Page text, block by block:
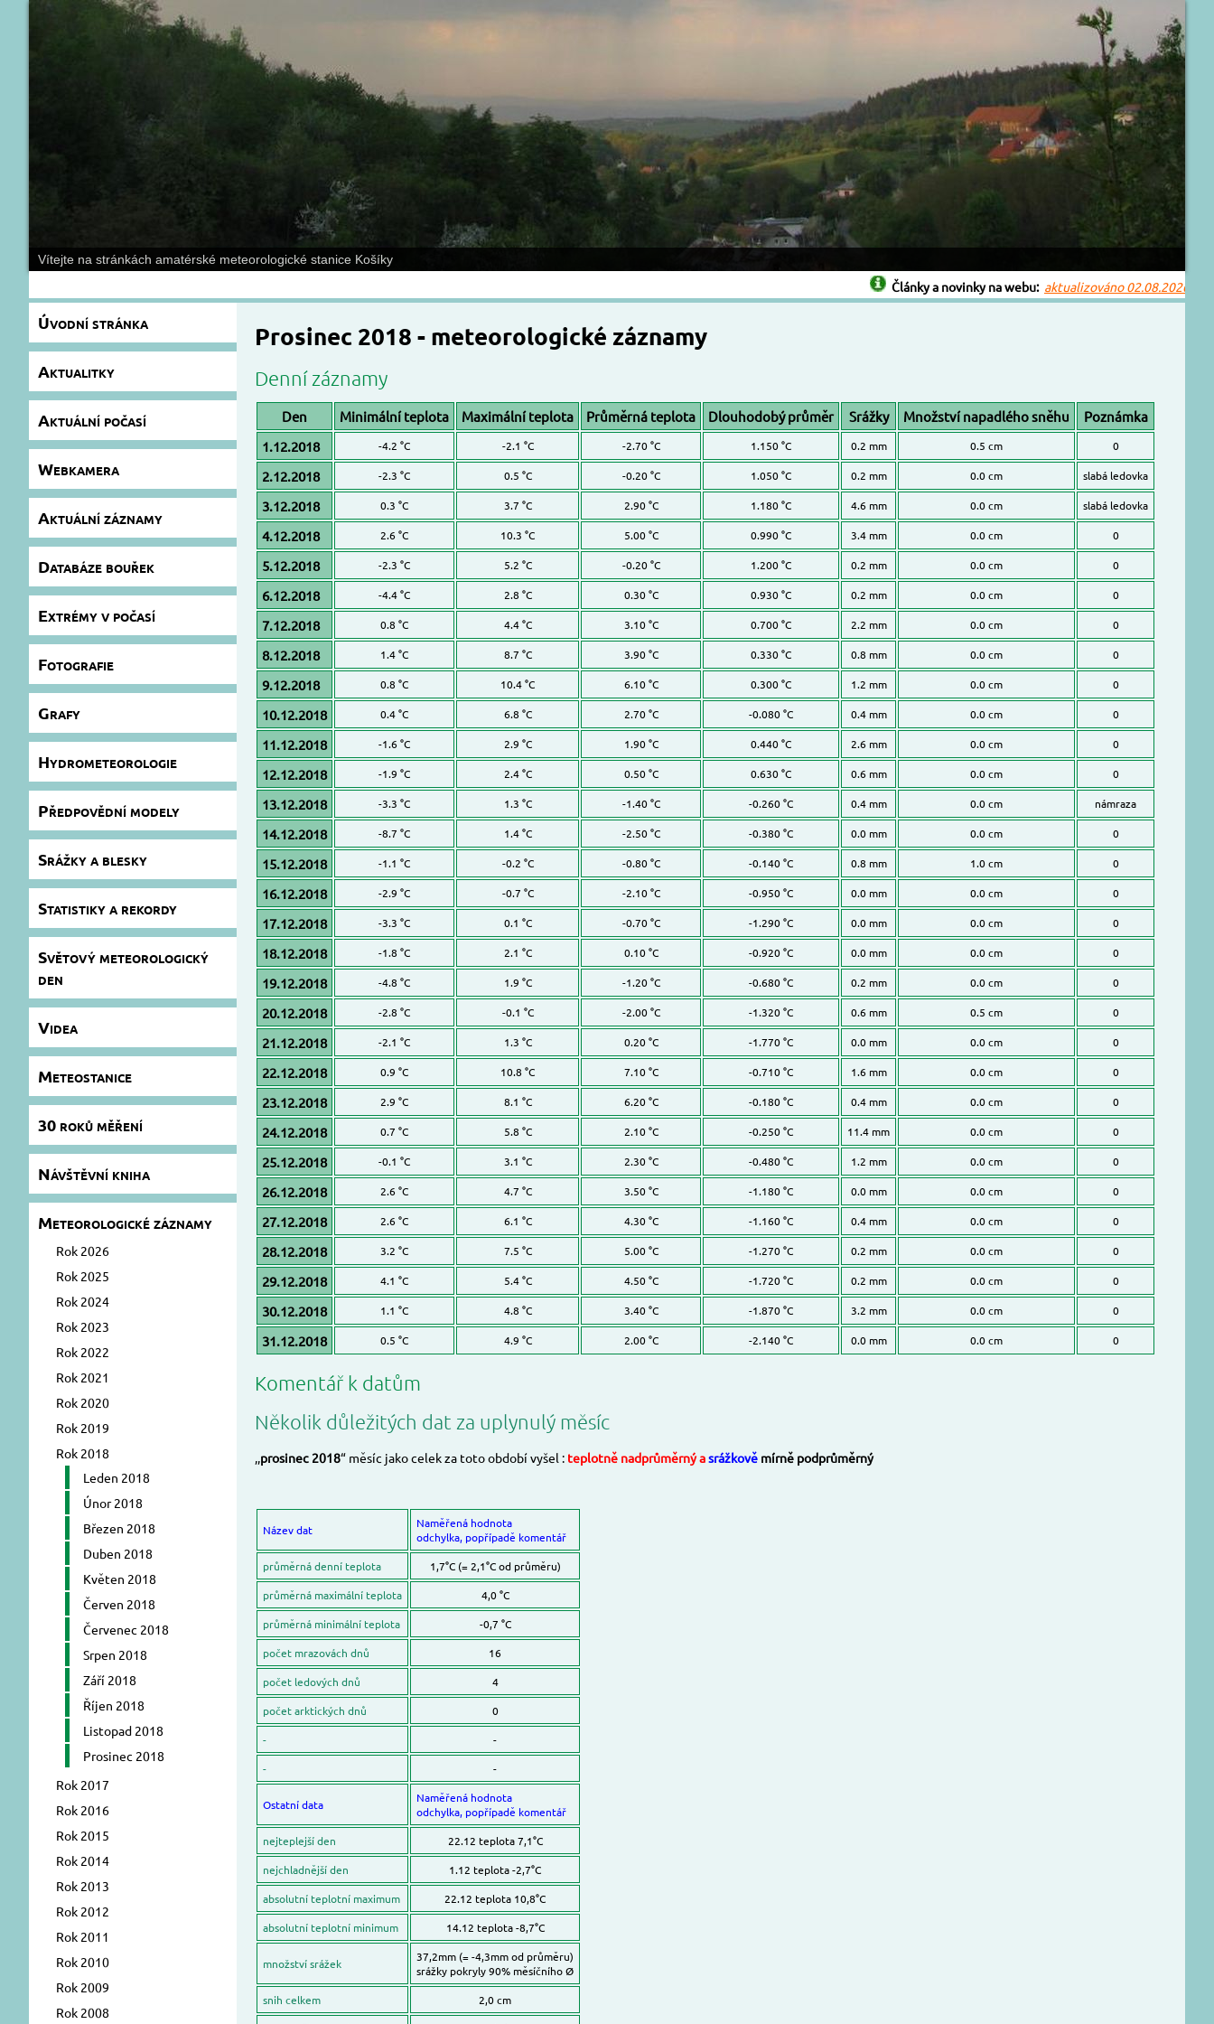
Vítejte na stránkách amatérské meteorologické stanice Košíky
Články a novinky na webu:aktualizováno 02.08.2026
Úvodní stránka
Aktualitky
Aktuální počasí
Webkamera
Aktuální záznamy
Databáze bouřek
Extrémy v počasí
Fotografie
Grafy
Hydrometeorologie
Předpovědní modely
Srážky a blesky
Statistiky a rekordy
Světový meteorologický
den
Videa
Meteostanice
30 roků měření
Návštěvní kniha
Meteorologické záznamy
Rok 2026
Rok 2025
Rok 2024
Rok 2023
Rok 2022
Rok 2021
Rok 2020
Rok 2019
Rok 2018
Leden 2018
Únor 2018
Březen 2018
Duben 2018
Květen 2018
Červen 2018
Červenec 2018
Srpen 2018
Září 2018
Říjen 2018
Listopad 2018
Prosinec 2018
Rok 2017
Rok 2016
Rok 2015
Rok 2014
Rok 2013
Rok 2012
Rok 2011
Rok 2010
Rok 2009
Rok 2008
Prosinec 2018 - meteorologické záznamy
Denní záznamy
Den Minimální teplota Maximální teplota Průměrná teplota Dlouhodobý průměr Srážky Množství napadlého sněhu
Poznámka
1.12.2018
-4.2 °C -2.1 °C -2.70 °C 1.150 °C 0.2 mm 0.5 cm 0
2.12.2018 -2.3 °C 0.5 °C -0.20 °C 1.050 °C 0.2 mm 0.0 cm slabá ledovka
3.12.2018 0.3 °C 3.7 °C 2.90 °C 1.180 °C 4.6 mm 0.0 cm slabá ledovka
4.12.2018 2.6 °C 10.3 °C 5.00 °C 0.990 °C 3.4 mm 0.0 cm 0
5.12.2018 -2.3 °C 5.2 °C -0.20 °C 1.200 °C 0.2 mm 0.0 cm 0
6.12.2018 -4.4 °C 2.8 °C 0.30 °C 0.930 °C 0.2 mm 0.0 cm 0
7.12.2018 0.8 °C 4.4 °C 3.10 °C 0.700 °C 2.2 mm 0.0 cm 0
8.12.2018 1.4 °C 8.7 °C 3.90 °C 0.330 °C 0.8 mm 0.0 cm 0
9.12.2018 0.8 °C 10.4 °C 6.10 °C 0.300 °C 1.2 mm 0.0 cm 0
10.12.2018 0.4 °C 6.8 °C 2.70 °C -0.080 °C 0.4 mm 0.0 cm 0
11.12.2018 -1.6 °C 2.9 °C 1.90 °C 0.440 °C 2.6 mm 0.0 cm 0
12.12.2018 -1.9 °C 2.4 °C 0.50 °C 0.630 °C 0.6 mm 0.0 cm 0
13.12.2018 -3.3 °C 1.3 °C -1.40 °C -0.260 °C 0.4 mm 0.0 cm námraza
14.12.2018 -8.7 °C 1.4 °C -2.50 °C -0.380 °C 0.0 mm 0.0 cm 0
15.12.2018 -1.1 °C -0.2 °C -0.80 °C -0.140 °C 0.8 mm 1.0 cm 0
16.12.2018 -2.9 °C -0.7 °C -2.10 °C -0.950 °C 0.0 mm 0.0 cm 0
17.12.2018 -3.3 °C 0.1 °C -0.70 °C -1.290 °C 0.0 mm 0.0 cm 0
18.12.2018 -1.8 °C 2.1 °C 0.10 °C -0.920 °C 0.0 mm 0.0 cm 0
19.12.2018 -4.8 °C 1.9 °C -1.20 °C -0.680 °C 0.2 mm 0.0 cm 0
20.12.2018 -2.8 °C -0.1 °C -2.00 °C -1.320 °C 0.6 mm 0.5 cm 0
21.12.2018 -2.1 °C 1.3 °C 0.20 °C -1.770 °C 0.0 mm 0.0 cm 0
22.12.2018 0.9 °C 10.8 °C 7.10 °C -0.710 °C 1.6 mm 0.0 cm 0
23.12.2018 2.9 °C 8.1 °C 6.20 °C -0.180 °C 0.4 mm 0.0 cm 0
24.12.2018 0.7 °C 5.8 °C 2.10 °C -0.250 °C 11.4 mm 0.0 cm 0
25.12.2018 -0.1 °C 3.1 °C 2.30 °C -0.480 °C 1.2 mm 0.0 cm 0
26.12.2018 2.6 °C 4.7 °C 3.50 °C -1.180 °C 0.0 mm 0.0 cm 0
27.12.2018 2.6 °C 6.1 °C 4.30 °C -1.160 °C 0.4 mm 0.0 cm 0
28.12.2018 3.2 °C 7.5 °C 5.00 °C -1.270 °C 0.2 mm 0.0 cm 0
29.12.2018 4.1 °C 5.4 °C 4.50 °C -1.720 °C 0.2 mm 0.0 cm 0
30.12.2018 1.1 °C 4.8 °C 3.40 °C -1.870 °C 3.2 mm 0.0 cm 0
31.12.2018 0.5 °C 4.9 °C 2.00 °C -2.140 °C 0.0 mm 0.0 cm 0
Komentář k datům
Několik důležitých dat za uplynulý měsíc
,,prosinec 2018“ měsíc jako celek za toto období vyšel : teplotně nadprůměrný asrážkově mírně podprůměrný
Název dat
Naměřená hodnota
odchylka, popřípadě komentář
průměrná denní teplota
1,7°C (= 2,1°C od průměru)
průměrná maximální teplota
4,0 °C
průměrná minimální teplota
-0,7 °C
počet mrazovách dnů
16
počet ledových dnů
4
počet arktických dnů
0
-
-
-
-
Ostatní data
Naměřená hodnota
odchylka, popřípadě komentář
nejteplejší den
22.12 teplota 7,1°C
nejchladnější den
1.12 teplota -2,7°C
absolutní teplotní maximum
22.12 teplota 10,8°C
absolutní teplotní minimum
14.12 teplota -8,7°C
množství srážek
37,2mm (= -4,3mm od průměru)
srážky pokryly 90% měsíčního Ø
snih celkem
2,0 cm